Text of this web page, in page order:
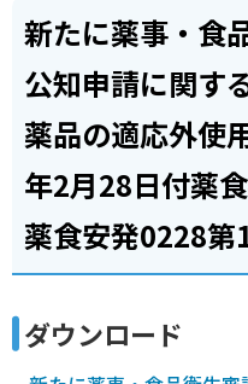
新たに薬事・食
公知申請に関す
薬品の適応外使
年2月28日付薬
薬食安発0228第1
ダウンロード